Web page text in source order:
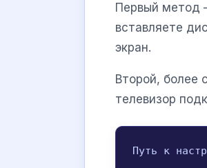
Первый метод
вставляете
экран.
Второй, более
телевизор
Путь к